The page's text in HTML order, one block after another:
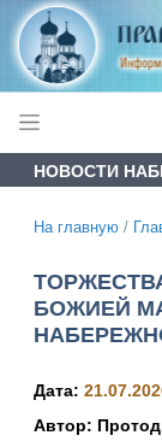
НОВОСТИ
На главную /
БОЖИЕЙ
Дата:
Автор: